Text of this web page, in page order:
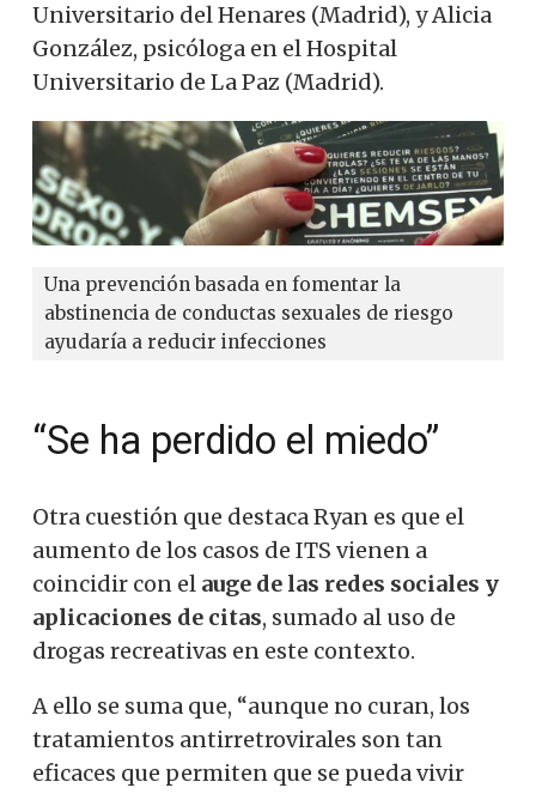
Universitario del Henares (Madrid), y Alicia
González, psicóloga en el Hospital
Universitario de La Paz (Madrid).
Una prevención basada en fomentar la
abstinencia de conductas sexuales de riesgo
ayudaría a reducir infecciones
“Se ha perdido el miedo”
Otra cuestión que destaca Ryan es que el
aumento de los casos de ITS vienen a
coincidir con el auge de las redes sociales y
aplicaciones de citas, sumado al uso de
drogas recreativas en este contexto.
A ello se suma que, “aunque no curan, los
tratamientos antirretrovirales son tan
eficaces que permiten que se pueda vivir